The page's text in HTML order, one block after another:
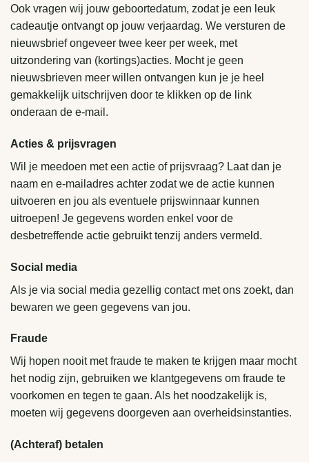
Ook vragen wij jouw geboortedatum, zodat je een leuk
cadeautje ontvangt op jouw verjaardag. We versturen de
nieuwsbrief ongeveer twee keer per week, met
uitzondering van (kortings)acties. Mocht je geen
nieuwsbrieven meer willen ontvangen kun je je heel
gemakkelijk uitschrijven door te klikken op de link
onderaan de e-mail.
Acties & prijsvragen
Wil je meedoen met een actie of prijsvraag? Laat dan je
naam en e-mailadres achter zodat we de actie kunnen
uitvoeren en jou als eventuele prijswinnaar kunnen
uitroepen! Je gegevens worden enkel voor de
desbetreffende actie gebruikt tenzij anders vermeld.
Social media
Als je via social media gezellig contact met ons zoekt, dan
bewaren we geen gegevens van jou.
Fraude
Wij hopen nooit met fraude te maken te krijgen maar mocht
het nodig zijn, gebruiken we klantgegevens om fraude te
voorkomen en tegen te gaan. Als het noodzakelijk is,
moeten wij gegevens doorgeven aan overheidsinstanties.
(Achteraf) betalen